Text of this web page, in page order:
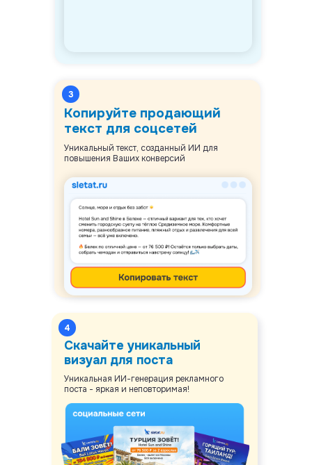
Копируйте продающий
текст для соцсетей
Уникальный текст, созданный ИИ для
повышения Ваших конверсий
3
Скачайте уникальный
визуал для поста
Уникальная ИИ-генерация рекламного
поста - яркая и неповторимая!
4